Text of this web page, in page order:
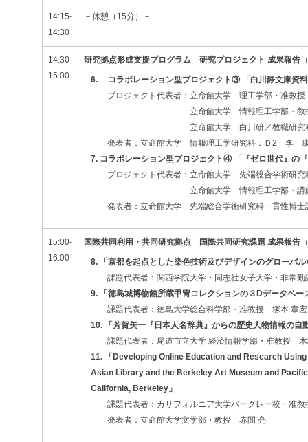
14:15-
14:30
－ 休憩（15分） －
14:30-
15:00
研究拠点形成支援プログラム 研究プロジェクト 成果報告
6. コラボレーション型プロジェクト③ 「白川静文庫資
プロジェクト代表者：立命館大学 理工学部・准教
立命館大学 情報理工学部・教授
立命館大学 白川研／教職研究科・
発表者：立命館大学 情報理工学研究科：Ｄ2 李
7. コラボレーション型プロジェクト④ 「『ゼロ世代』の
プロジェクト代表者：立命館大学 先端総合学術研
立命館大学 情報理工学部・講師
発表者：立命館大学 先端総合学術研究科一貫性博
15:00-
16:00
国際共同利用・共同研究拠点 国際共同研究課題 成果報告
8. 「京都を起点とした染色技術及びデザインのグローバ
課題代表者：関西学院大学・同志社女子大学・非常
9. 「徳島城博物館所蔵甲冑コレクションの３Dデータベー
課題代表者：徳島大学総合科学部・准教授 塚本 章
10. 「芳賀矢一『日本人名辞典』からの歴史人物情報の自
課題代表者：尾道市立大学 経済情報学部・准教授 木
11. 「Developing Online Education and Research
Asian Library and the Berkeley Art Museum and
California, Berkeley」
課題代表者：カリフォルニア大学バークレー校・准
発表者：立命館大学文学部・教授 赤間 亮